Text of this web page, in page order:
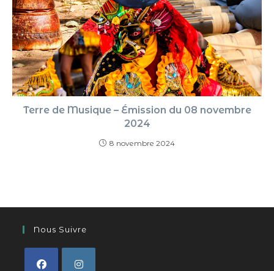
Terre de Musique – Émission du 08 novembre
2024
8 novembre 2024
Nous Suivre